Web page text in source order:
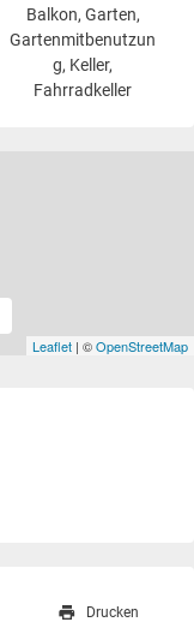
Balkon, Garten,
Gartenmitbenutzun
g, Keller,
Fahrradkeller
Leaflet | ©OpenStreetMap
Drucken